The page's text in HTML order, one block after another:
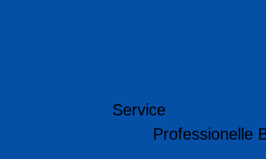
Service
Professionelle